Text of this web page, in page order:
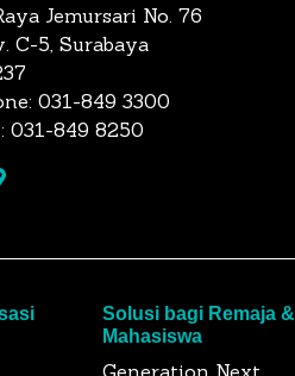
Jemursari No. 76
C-5, Surabaya
031-849 3300
031-849 8250
Solusi bagi Remaja &
Mahasiswa
Generation Next